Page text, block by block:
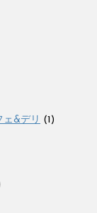
&デリ (1)